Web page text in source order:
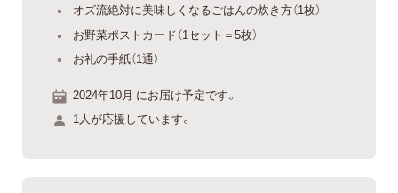
オズ流絶対に美味しくなるごはんの炊き方（1枚）
お野菜ポストカード（1セット＝5枚）
お礼の手紙（1通）
2024年10月 にお届け予定です。
1人が応援しています。